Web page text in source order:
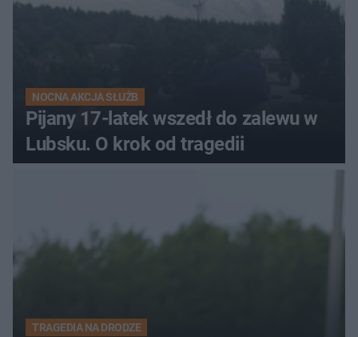
NOCNA AKCJA SŁUŻB
Pijany 17-latek wszedł do zalewu w
Lubsku. O krok od tragedii
TRAGEDIA NA DRODZE